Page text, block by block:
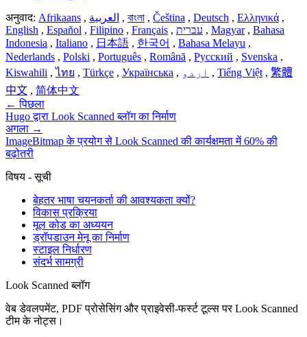
अनुवाद: Afrikaans , العربية , বাংলা , Čeština , Deutsch , Ελληνικά ,
English , Español , Filipino , Français , עברית , Magyar , Bahasa
Indonesia , Italiano , 日本語 , 한국어 , Bahasa Melayu ,
Nederlands , Polski , Português , Română , Русский , Svenska ,
Kiswahili ,ไทย , Türkçe , Українська , اردو , Tiếng Việt , 繁體
中文 , 简体中文
← पिछला
Hugo द्वारा Look Scanned ब्लॉग का निर्माण
अगला →
ImageBitmap के प्रयोग से Look Scanned की कार्यक्षमता में 60% की
बढ़ोतरी
विषय - सूची
बेहतर भाषा चयनकर्ता की आवश्यकता क्यों?
विकास प्रक्रिया
मूल कोड का अध्ययन
ड्रॉपडाउन मेनू का निर्माण
स्टाइल निर्धारण
संदर्भ सामग्री
Look Scanned ब्लॉग
वेब डेवलपमेंट, PDF प्रोसेसिंग और प्राइवेसी-फर्स्ट टूल्स पर Look Scanned
टीम के नोट्स।